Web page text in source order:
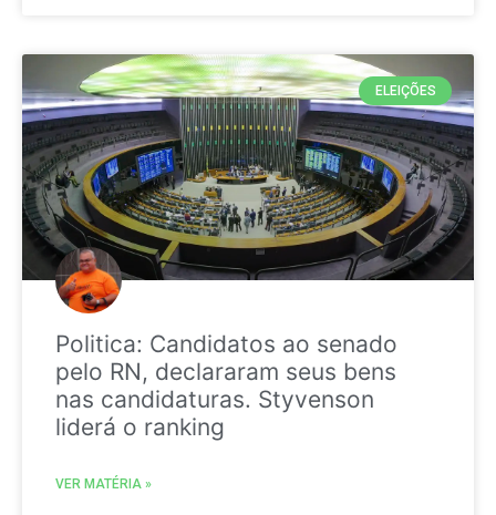
ELEIÇÕES
Politica: Candidatos ao senado
pelo RN, declararam seus bens
nas candidaturas. Styvenson
liderá o ranking
VER MATÉRIA »